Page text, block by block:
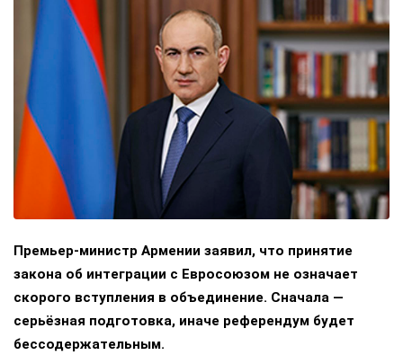
Премьер-министр Армении заявил, что принятие
закона об интеграции с Евросоюзом не означает
скорого вступления в объединение. Сначала —
серьёзная подготовка, иначе референдум будет
бессодержательным.